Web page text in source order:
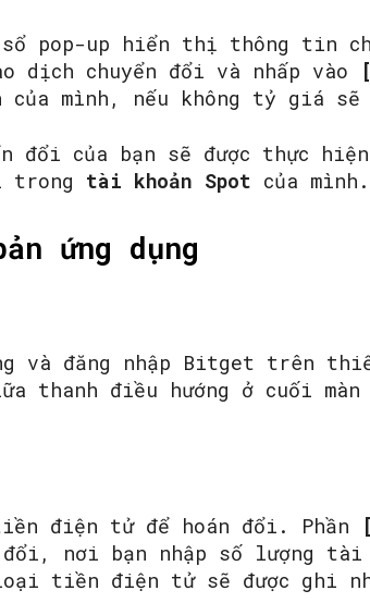
sổ pop-up hiển thị thông tin
dịch chuyển đổi và nhấp vào
của mình, nếu không tỷ giá sẽ
đổi của bạn sẽ được thực
trong tài khoản Spot của mình.
ứng dụng
và đăng nhập Bitget trên
thanh điều hướng ở cuối
điện tử để hoán đổi. Phần
đổi, nơi bạn nhập số lượng tài
tiền điện tử sẽ được ghi